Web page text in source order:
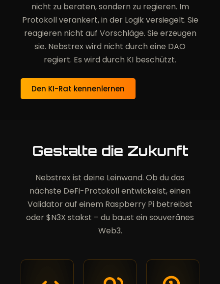
nicht zu beraten, sondern zu regieren. Im
Protokoll verankert, in der Logik versiegelt. Sie
reagieren nicht auf Vorschläge. Sie erzeugen
sie. Nebstrex wird nicht durch eine DAO
regiert. Es wird durch KI beschützt.
Den KI-Rat kennenlernen
Gestalte die Zukunft
Nebstrex ist deine Leinwand. Ob du das
nächste DeFi-Protokoll entwickelst, einen
Validator auf einem Raspberry Pi betreibst
oder $N3X stakst – du baust ein souveränes
Web3.